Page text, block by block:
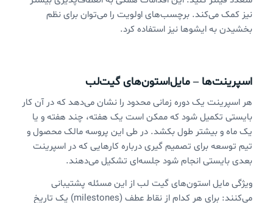
نیز کمک می‌کند. برچسب‌های اولویت را می‌توان برای نظم
بخشیدن به ایشوها نیز استفاده کرد.
اسپرینت‌ها – مایل‌استون‌های گیت‌لب
هر اسپرینت یک دوره زمانی محدود را نشان می‌دهد که در آن کار
بایستی تکمیل شود که ممکن است یک هفته، چند هفته و یا
یک ماه و بیشتر طول بکشد. در طی این پروسه مالک محصول و
تیم توسعه برای تصمیم گیری درباره کارهایی که در اسپرینت
بعدی بایستی انجام شود جلسه‌ای تشکیل می‌دهند.
ویژگی مایل استون‌های گیت لب از این مسئله پشتیبانی
می‌کنند: برای هر کدام از نقاط عطف (milestones) یک تاریخ